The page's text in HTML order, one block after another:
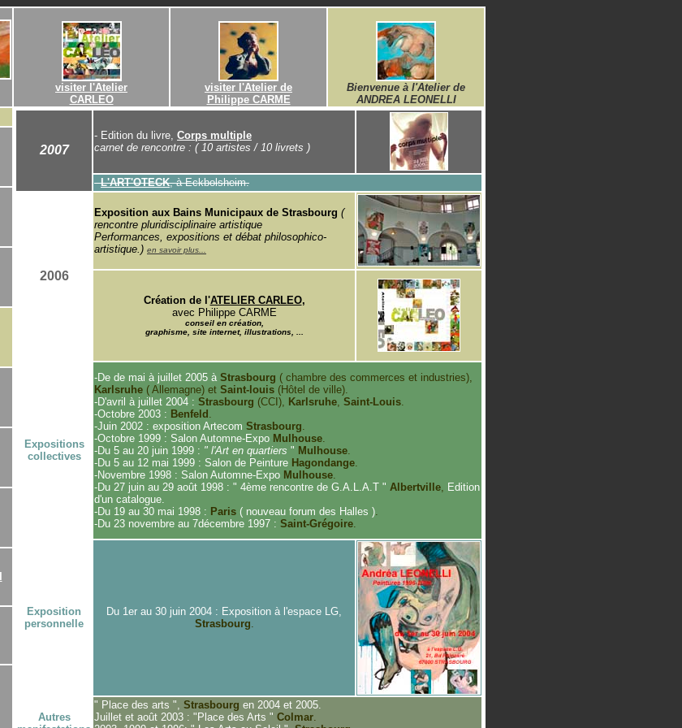
visiter l'Atelier
CARLEO
visiter l'Atelier de
Philippe CARME
Bienvenue à l'Atelier de
ANDREA LEONELLI
2007
- Edition du livre, Corps multiple
carnet de rencontre : ( 10 artistes / 10 livrets )
-L'ART'OTECK, à Eckbolsheim.
2006
Exposition aux Bains Municipaux de Strasbourg (
rencontre pluridisciplinaire artistique
Performances, expositions et débat philosophico-
artistique.) en savoir plus...
Création de l'ATELIER CARLEO,
avec Philippe CARME
conseil en création,
graphisme, site internet, illustrations, ...
Expositions
collectives
-De de mai à juillet 2005 à Strasbourg ( chambre des commerces et industries),
Karlsruhe ( Allemagne) et Saint-louis (Hôtel de ville).
-D'avril à juillet 2004 : Strasbourg (CCI), Karlsruhe, Saint-Louis.
-Octobre 2003 : Benfeld .
-Juin 2002 : exposition Artecom Strasbourg.
-Octobre 1999 : Salon Automne-Expo Mulhouse.
-Du 5 au 20 juin 1999 : " l'Art en quartiers " Mulhouse.
-Du 5 au 12 mai 1999 : Salon de Peinture Hagondange.
-Novembre 1998 : Salon Automne-Expo Mulhouse.
-Du 27 juin au 29 août 1998 : " 4ème rencontre de G.A.L.A.T " Albertville, Edition
d'un catalogue.
-Du 19 au 30 mai 1998 : Paris ( nouveau forum des Halles ).
-Du 23 novembre au 7décembre 1997 : Saint-Grégoire.
Exposition
personnelle
Du 1er au 30 juin 2004 : Exposition à l'espace LG,
Strasbourg.
Autres
" Place des arts ", Strasbourg en 2004 et 2005.
Juillet et août 2003 : "Place des Arts " Colmar.